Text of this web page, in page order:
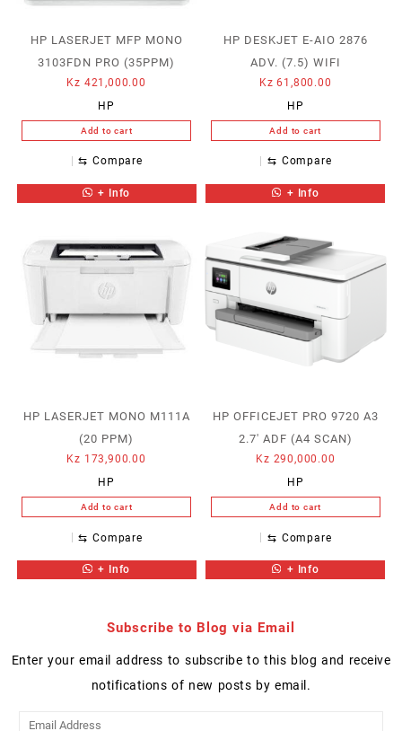
HP LASERJET MFP MONO
3103FDN PRO (35PPM)
Kz 421,000.00
HP
Add to cart
⇆ Compare
+ Info
HP DESKJET E-AIO 2876
ADV. (7.5) WIFI
Kz 61,800.00
HP
Add to cart
⇆ Compare
+ Info
HP LASERJET MONO M111A
(20 PPM)
Kz 173,900.00
HP
Add to cart
⇆ Compare
+ Info
HP OFFICEJET PRO 9720 A3
2.7′ ADF (A4 SCAN)
Kz 290,000.00
HP
Add to cart
⇆ Compare
+ Info
Subscribe to Blog via Email
Enter your email address to subscribe to this blog and receive
notifications of new posts by email.
Email